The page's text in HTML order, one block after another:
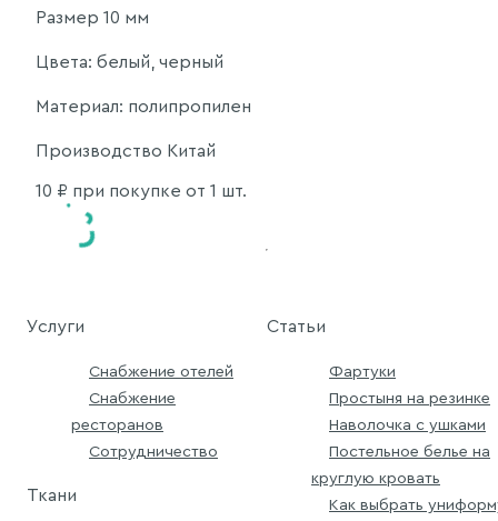
Размер 10 мм
Цвета: белый, черный
Материал: полипропилен
Производство Китай
10 ₽ при покупке от 1 шт.
Услуги
Снабжение отелей
Снабжение
ресторанов
Сотрудничество
Ткани
Статьи
Фартуки
Простыня на резинке
Наволочка с ушками
Постельное белье на
круглую кровать
Как выбрать